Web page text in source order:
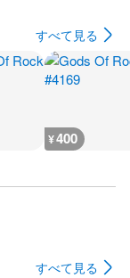
すべて見る
¥400
すべて見る